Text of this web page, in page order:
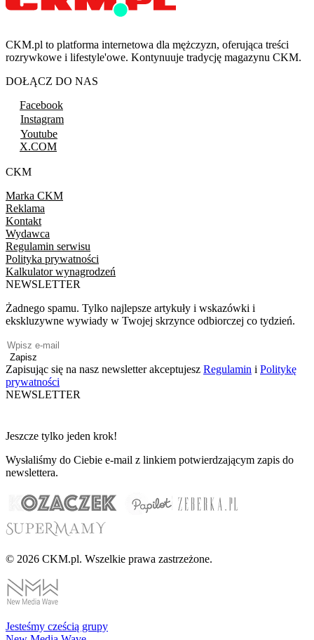
CKM.pl to platforma internetowa dla mężczyzn, oferująca treści
rozrywkowe i lifestyle'owe. Kontynuuje tradycję magazynu CKM.
DOŁĄCZ DO NAS
Facebook
Instagram
Youtube
X.COM
CKM
Marka CKM
Reklama
Kontakt
Wydawca
Regulamin serwisu
Polityka prywatności
Kalkulator wynagrodzeń
NEWSLETTER
Żadnego spamu. Tylko najlepsze artykuły i wskazówki i
ekskluzywne wywiady w Twojej skrzynce odbiorczej co tydzień.
Zapisz
Zapisując się na nasz newsletter akceptujesz Regulamin i Politykę
prywatności
NEWSLETTER
Jeszcze tylko jeden krok!
Wysłaliśmy do Ciebie e-mail z linkiem potwierdzającym zapis do
newslettera.
© 2026 CKM.pl. Wszelkie prawa zastrzeżone.
Jesteśmy cześcią grupy